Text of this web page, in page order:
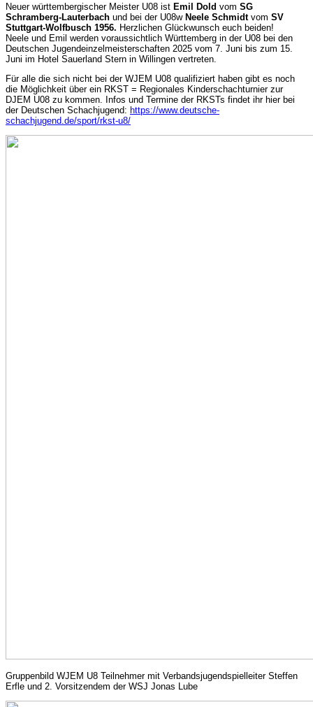
Neuer württembergischer Meister U08 ist Emil Dold vom SG
Schramberg-Lauterbach und bei der U08w Neele Schmidt vom SV
Stuttgart-Wolfbusch 1956. Herzlichen Glückwunsch euch beiden!
Neele und Emil werden voraussichtlich Württemberg in der U08 bei den
Deutschen Jugendeinzelmeisterschaften 2025 vom 7. Juni bis zum 15.
Juni im Hotel Sauerland Stern in Willingen vertreten.
Für alle die sich nicht bei der WJEM U08 qualifiziert haben gibt es noch
die Möglichkeit über ein RKST = Regionales Kinderschachturnier zur
DJEM U08 zu kommen. Infos und Termine der RKSTs findet ihr hier bei
der Deutschen Schachjugend: https://www.deutsche-
schachjugend.de/sport/rkst-u8/
Gruppenbild WJEM U8 Teilnehmer mit Verbandsjugendspielleiter Steffen
Erfle und 2. Vorsitzendem der WSJ Jonas Lube